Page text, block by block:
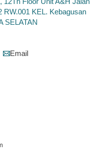
12Th Floor Unit A&H Jalan
RW.001 KEL. Kebagusan
SELATAN
Email